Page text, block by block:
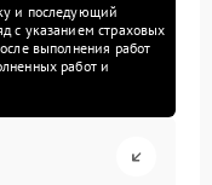
и последующий
с указанием страховых
выполнения работ
работ и